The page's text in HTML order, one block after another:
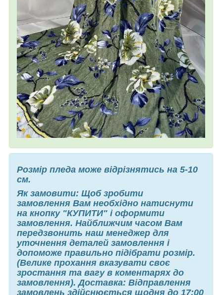
Розмір пледа може відрізнятись на 5-10
см.
Як замовити: Щоб зробити
замовлення Вам необхідно натиснути
на кнопку "КУПИТИ" і оформити
замовлення. Найближчим часом Вам
передзвонить наш менеджер для
уточнення деталей замовлення і
допоможе правильно підібрати розмір.
(Велике прохання вказувати своє
зростання та вагу в коментарях до
замовлення). Доставка: Відправлення
замовлень здійснюється щодня до 17:00